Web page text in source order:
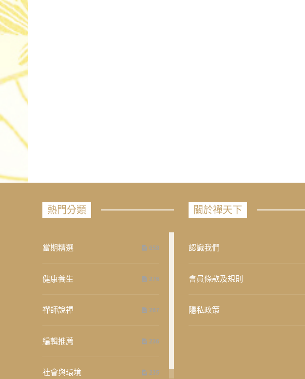
熱門分類
當期精選 658
健康養生 276
禪師說禪 267
編輯推薦 236
社會與環境 235
關於禪天下
認識我們
會員條款及規則
隱私政策